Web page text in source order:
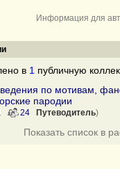
Информация для
в 1 публичную
по мотивам,
пародии
24 Путеводитель)
Показать список в